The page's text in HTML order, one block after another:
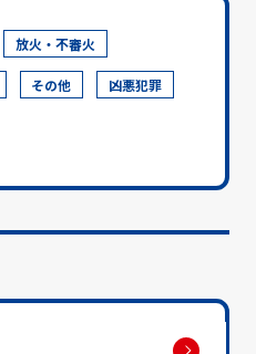
放火・不審火
その他 凶悪犯罪